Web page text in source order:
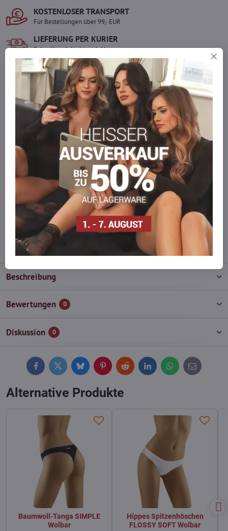
KOSTENLOSER TRANSPORT
Für Bestellungen über 99,- EUR
LIEFERUNG PER KURIER
Schnell und direkt nach Hause.
SICHERE ZAHLUNGEN
Gesicherte Online-Zahlungen
Ware auf Lager
Wir versenden sofort
Werden Sie Teil von everlady
Werden Sie Teil von everlady und genießen Sie einen 5 %
Mitgliedervorteilbei jedem Einkauf.
Der Vorteil wird automatisch im Warenkorb angewendet.
Möchten Sie mehr bestellen, als wir
auf Lager haben?
Zögern Sie nicht, uns zu kontaktieren, wir füllen die Ware für Sie
wieder auf!
info​@everlady​.eu
Beschreibung
Bewertungen 0
Diskussion 0
FacebookTwitterBlueskyPinterestReddit LinkedInWhatsApp
E-
mail
Alternative Produkte
Baumwoll-Tanga SIMPLE
Wolbar
Hippes Spitzenhöschen
FLOSSY SOFT Wolbar